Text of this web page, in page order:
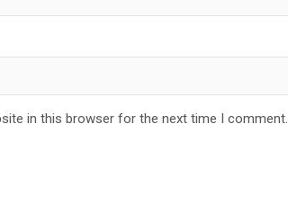
in this browser for the next time I comment.